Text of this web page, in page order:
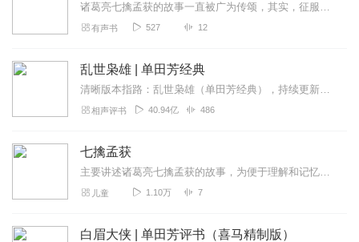
诸葛亮七擒孟获的故事一直被广为传颂，其实，征服人心是战场上最高明的战术，也是智慧最有力的证明，在硬性解决问题很难达到预期目的时，不妨松开拳头，以最柔软的方式化解...
有声书 527 12
乱世枭雄 | 单田芳经典
清晰版本指路：乱世枭雄（单田芳经典），持续更新中《乱世枭雄》讲的是东北王张作霖和其子少帅张学良的传奇故事，是著名评书艺术家单田芳先生根据大量的历史材料和广为流传...
相声评书 40.94亿 486
七擒孟获
主要讲述诸葛亮七擒孟获的故事，为便于理解和记忆，作者将七次擒孟获的过程进行了梳理，以孩子能听懂的方式进行讲解，区别于评书，作者主要是参照三国演义的书，其中加了一...
儿童 1.10万 7
白眉大侠 | 单田芳评书（喜马精制版）